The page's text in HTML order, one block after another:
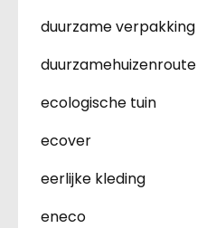
duurzame verpakking
duurzamehuizenroute
ecologische tuin
ecover
eerlijke kleding
eneco